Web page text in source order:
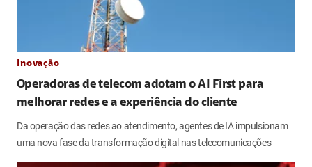
Inovação
Operadoras de telecom adotam o AI First para
melhorar redes e a experiência do cliente
Da operação das redes ao atendimento, agentes de IA impulsionam
uma nova fase da transformação digital nas telecomunicações